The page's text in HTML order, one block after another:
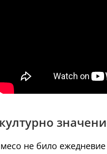
не било